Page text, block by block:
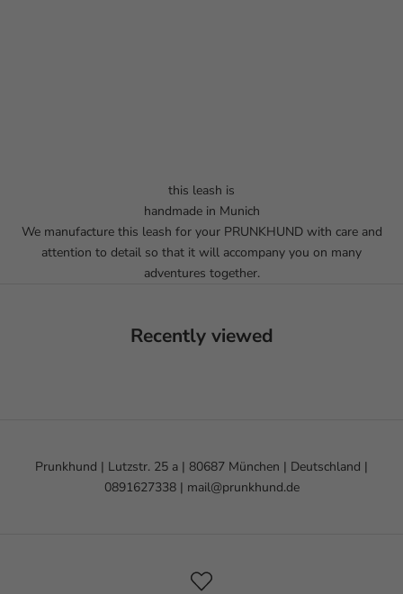
this leash is
handmade in Munich
We manufacture this leash for your PRUNKHUND with care and
attention to detail so that it will accompany you on many
adventures together.
Recently viewed
Prunkhund | Lutzstr. 25 a | 80687 München | Deutschland |
0891627338 | mail@prunkhund.de